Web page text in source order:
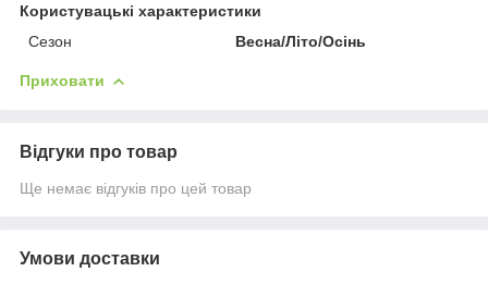
Користувацькі характеристики
Сезон
Весна/Літо/Осінь
Приховати
Відгуки про товар
Ще немає відгуків про цей товар
Умови доставки